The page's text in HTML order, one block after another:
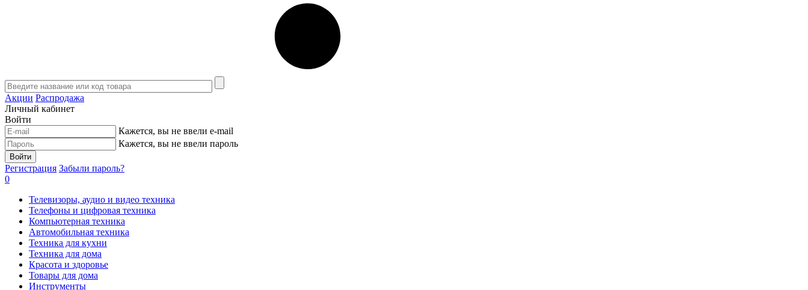
Акции Распродажа
Личный кабинет
Войти
Кажется, вы не ввели e-mail
Кажется, вы не ввели пароль
Войти
Регистрация Забыли пароль?
0
Телевизоры, аудио и видео техника
Телефоны и цифровая техника
Компьютерная техника
Автомобильная техника
Техника для кухни
Техника для дома
Красота и здоровье
Товары для дома
Инструменты